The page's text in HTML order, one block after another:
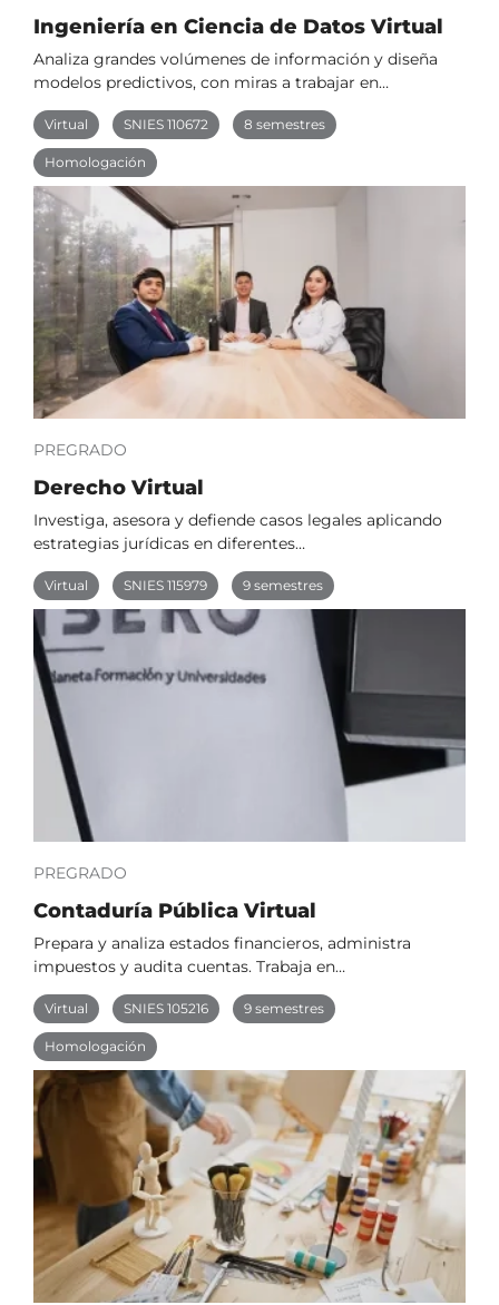
Ingeniería en Ciencia de Datos Virtual
Analiza grandes volúmenes de información y diseña
modelos predictivos, con miras a trabajar en…
Virtual SNIES 110672 8 semestres
Homologación
PREGRADO
Derecho Virtual
Investiga, asesora y defiende casos legales aplicando
estrategias jurídicas en diferentes…
Virtual SNIES 115979 9 semestres
PREGRADO
Contaduría Pública Virtual
Prepara y analiza estados financieros, administra
impuestos y audita cuentas. Trabaja en…
Virtual SNIES 105216 9 semestres
Homologación